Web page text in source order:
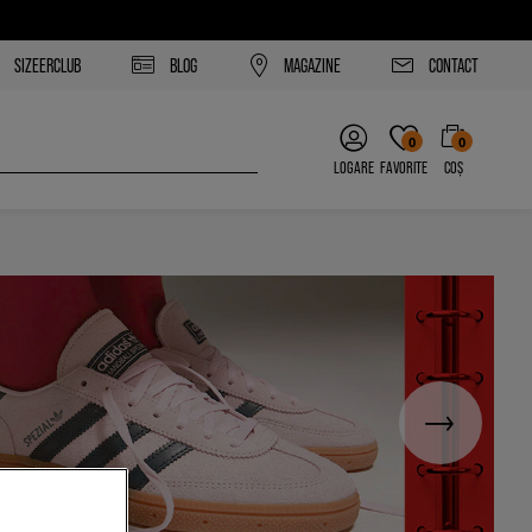
SIZEERCLUB BLOG MAGAZINE CONTACT
LOGARE
0
FAVORITE
0
COȘ